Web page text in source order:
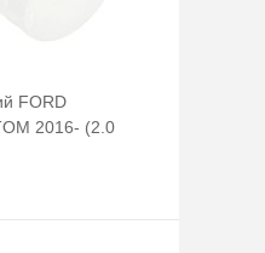
FORD
2016- (2.0